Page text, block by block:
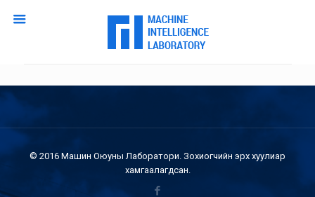
© 2016 Машин Оюуны Лаборатори. Зохиогчийн эрх хуулиар
хамгаалагдсан.